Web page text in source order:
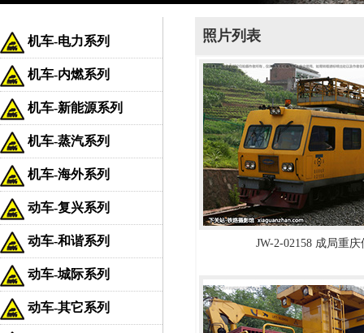
机车-电力系列
机车-内燃系列
机车-新能源系列
机车-蒸汽系列
机车-海外系列
动车-复兴系列
动车-和谐系列
动车-城际系列
动车-其它系列
照片列表
JW-2-02158 成局重